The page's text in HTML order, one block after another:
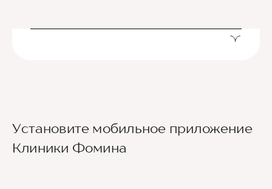
Установите мобильное приложение
Клиники Фомина